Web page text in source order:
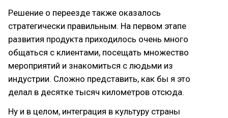
Решение о переезде также оказалось
стратегически правильным. На первом этапе
развития продукта приходилось очень много
общаться с клиентами, посещать множество
мероприятий и знакомиться с людьми из
индустрии. Сложно представить, как бы я это
делал в десятке тысяч километров отсюда.
Ну и в целом, интеграция в культуру страны